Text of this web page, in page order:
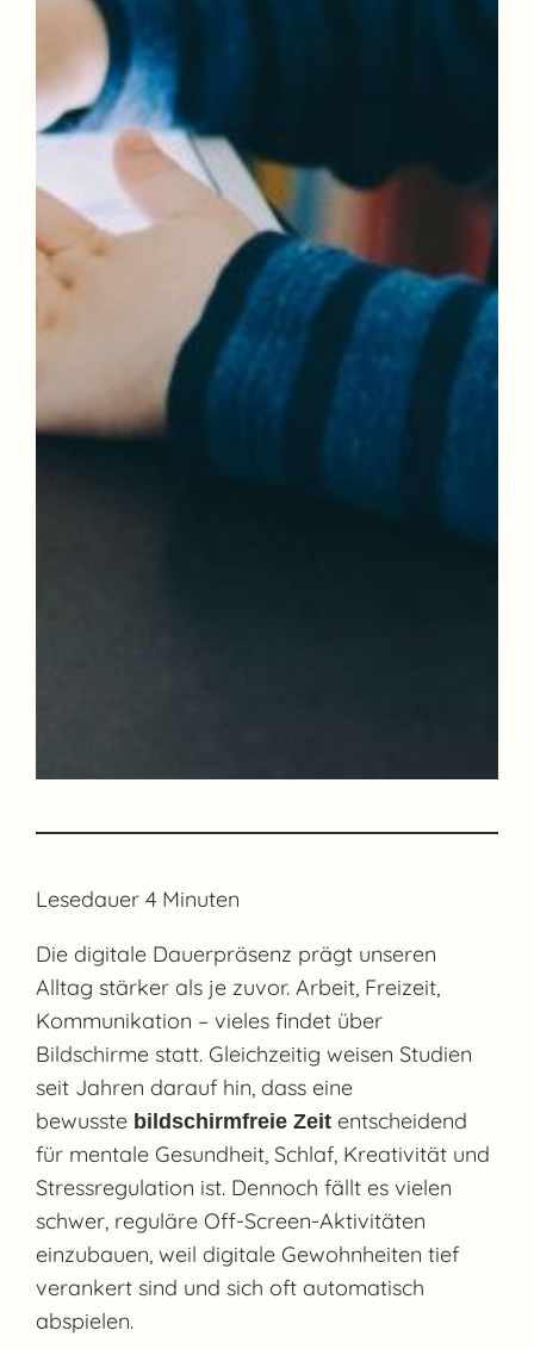
Lesedauer 4 Minuten
Die digitale Dauerpräsenz prägt unseren
Alltag stärker als je zuvor. Arbeit, Freizeit,
Kommunikation – vieles findet über
Bildschirme statt. Gleichzeitig weisen Studien
seit Jahren darauf hin, dass eine
bewusste bildschirmfreie Zeit entscheidend
für mentale Gesundheit, Schlaf, Kreativität und
Stressregulation ist. Dennoch fällt es vielen
schwer, reguläre Off-Screen-Aktivitäten
einzubauen, weil digitale Gewohnheiten tief
verankert sind und sich oft automatisch
abspielen.